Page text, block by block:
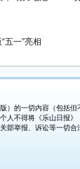
五一”亮相
的一切内容（包括但
人不得将《乐山日报
部举报、诉讼等一切合